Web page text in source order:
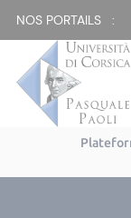
NOS PORTAILS :